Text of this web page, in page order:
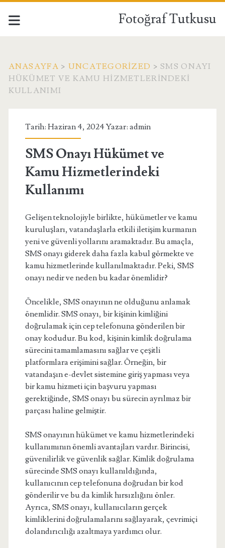
Fotoğraf Tutkusu
ANASAYFA > UNCATEGORIZED >SMS ONAYI
HÜKÜMET VE KAMU HIZMETLERINDEKI
KULLANIMI
Tarih: Haziran 4, 2024 Yazar: admin
SMS Onayı Hükümet ve
Kamu Hizmetlerindeki
Kullanımı
Gelişen teknolojiyle birlikte, hükümetler ve kamu
kuruluşları, vatandaşlarla etkili iletişim kurmanın
yeni ve güvenli yollarını aramaktadır. Bu amaçla,
SMS onayı giderek daha fazla kabul görmekte ve
kamu hizmetlerinde kullanılmaktadır. Peki, SMS
onayı nedir ve neden bu kadar önemlidir?
Öncelikle, SMS onayının ne olduğunu anlamak
önemlidir. SMS onayı, bir kişinin kimliğini
doğrulamak için cep telefonuna gönderilen bir
onay kodudur. Bu kod, kişinin kimlik doğrulama
sürecini tamamlamasını sağlar ve çeşitli
platformlara erişimini sağlar. Örneğin, bir
vatandaşın e-devlet sistemine giriş yapması veya
bir kamu hizmeti için başvuru yapması
gerektiğinde, SMS onayı bu sürecin ayrılmaz bir
parçası haline gelmiştir.
SMS onayının hükümet ve kamu hizmetlerindeki
kullanımının önemli avantajları vardır. Birincisi,
güvenilirlik ve güvenlik sağlar. Kimlik doğrulama
sürecinde SMS onayı kullanıldığında,
kullanıcının cep telefonuna doğrudan bir kod
gönderilir ve bu da kimlik hırsızlığını önler.
Ayrıca, SMS onayı, kullanıcıların gerçek
kimliklerini doğrulamalarını sağlayarak, çevrimiçi
dolandırıcılığı azaltmaya yardımcı olur.